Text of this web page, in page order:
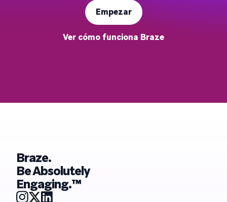
Empezar
Ver cómo funciona Braze
Braze.
Be Absolutely
Engaging.™